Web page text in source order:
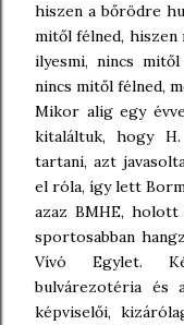
hiszen a bőrödre
mitől félned, hiszen
ilyesmi, nincs
nincs mitől félned,
Mikor alig egy
kitaláltuk, hogy
tartani, azt
el róla, így lett
azaz BMHE,
sportosabban
Vívó Egylet.
bulvárezotéria és
képviselői,